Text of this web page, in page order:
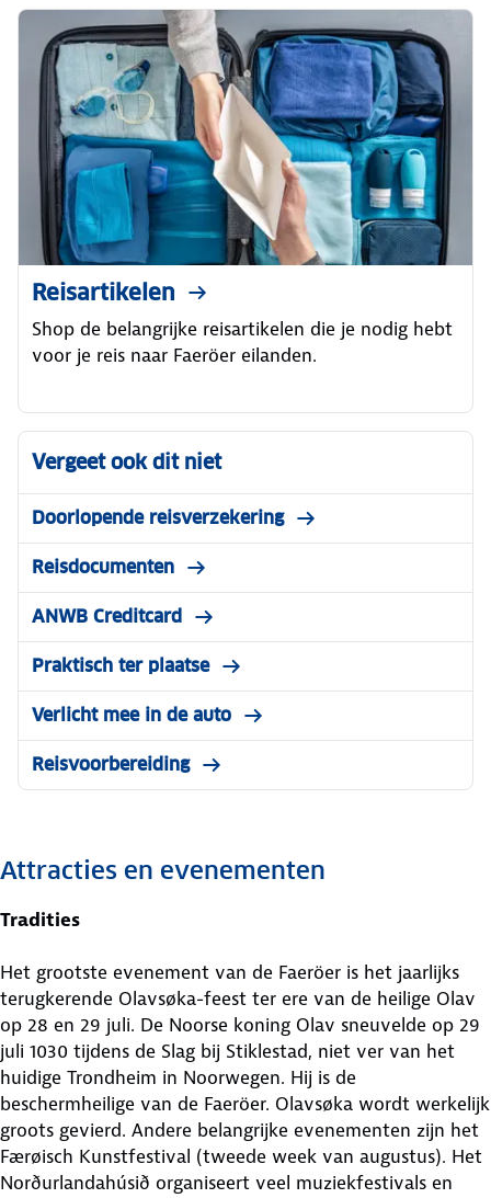
Reisartikelen
Shop de belangrijke reisartikelen die je nodig hebt
voor je reis naar Faeröer eilanden.
Vergeet ook dit niet
Doorlopende reisverzekering
Reisdocumenten
ANWB Creditcard
Praktisch ter plaatse
Verlicht mee in de auto
Reisvoorbereiding
Attracties en evenementen
Tradities
Het grootste evenement van de Faeröer is het jaarlijks
terugkerende Olavsøka-feest ter ere van de heilige Olav
op 28 en 29 juli. De Noorse koning Olav sneuvelde op 29
juli 1030 tijdens de Slag bij Stiklestad, niet ver van het
huidige Trondheim in Noorwegen. Hij is de
beschermheilige van de Faeröer. Olavsøka wordt werkelijk
groots gevierd. Andere belangrijke evenementen zijn het
Færøisch Kunstfestival (tweede week van augustus). Het
Norðurlandahúsið organiseert veel muziekfestivals en